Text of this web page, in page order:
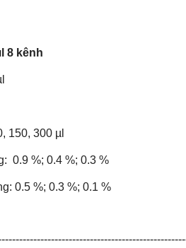
8 kênh
150, 300 µl
0.9 %; 0.4 %; 0.3 %
0.5 %; 0.3 %; 0.1 %